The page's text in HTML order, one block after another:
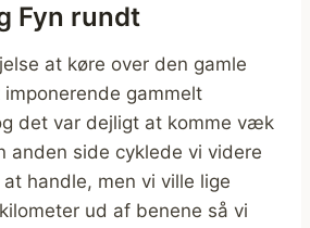
Fyn rundt
at køre over den gamle
gammelt
det var dejligt at komme væk
anden side cyklede vi videre
handle, men vi ville lige
ud af benene så vi